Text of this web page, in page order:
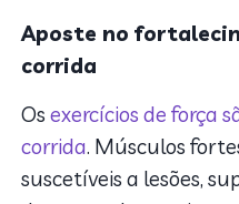
Aposte no
corrida
Osexercícios de força
corrida. Músculos
suscetíveis a lesões,